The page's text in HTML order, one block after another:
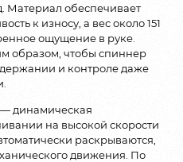
обеспечивает
к износу, а вес около 151
ощущение в руке.
образом, чтобы спиннер
и контроле даже
— динамическая
на высокой скорости
раскрываются,
движения. По